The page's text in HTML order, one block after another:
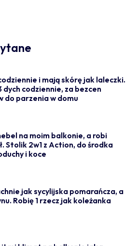
i mają skórę jak laleczki.
dych codziennie, za bezcen
do parzenia w domu
na moim balkonie, a robi
Stolik 2w1 z Action, do środka
i koce
jak sycylijska pomarańcza, a
Robię 1 rzecz jak koleżanka